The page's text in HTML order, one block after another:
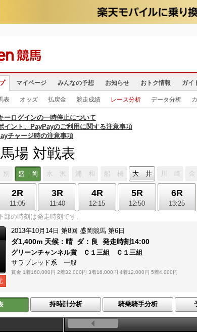
マイページ みんなの予想 お知らせ おトク情報 ガイ
表 オッズ 払戻金 競走成績 レース分析 データ分析
ーログインの一時停止について
イント、PayPayのご利用に関する注意事項
チャージ時の注意事項
場 対戦表
盛 岡 水 沢 浦 和 船 橋 大 井 川 崎
2R
11:05
3R
11:40
4R
12:15
5R
12:50
6R
13:25
の時刻は発走時刻です。
2013年10月14日 第8回 盛岡競馬 第6日
ダ1,400m 天候： 晴 ダ： 良 発走時刻14:00
グリーンチャンネル賞 Ｃ１三組 Ｃ１三組
サラブレッド系 一般
賞金 1着160,000円 2着32,000円 3着16,000円 4着12,000円 5着4,000円
持時計分析 騎乗騎手分析